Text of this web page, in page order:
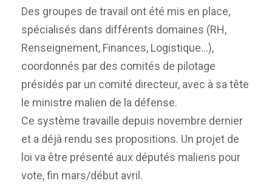
Des groupes de travail ont été mis en place,
spécialisés dans différents domaines (RH,
Renseignement, Finances, Logistique…),
coordonnés par des comités de pilotage
présidés par un comité directeur, avec à sa tête
le ministre malien de la défense.
Ce système travaille depuis novembre dernier
et a déjà rendu ses propositions. Un projet de
loi va être présenté aux députés maliens pour
vote, fin mars/début avril.